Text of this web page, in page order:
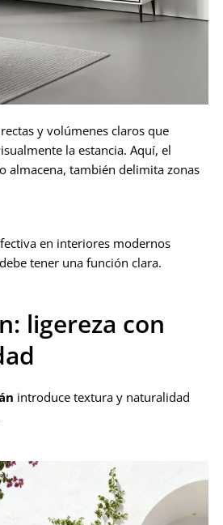
y volúmenes claros que
la estancia. Aquí, el
almacena, también delimita zonas
en interiores modernos
tener una función clara.
ligereza con
introduce textura y naturalidad